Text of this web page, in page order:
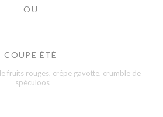
OU
COUPE ÉTÉ
fruits rouges, crêpe gavotte, crumble de
spéculoos